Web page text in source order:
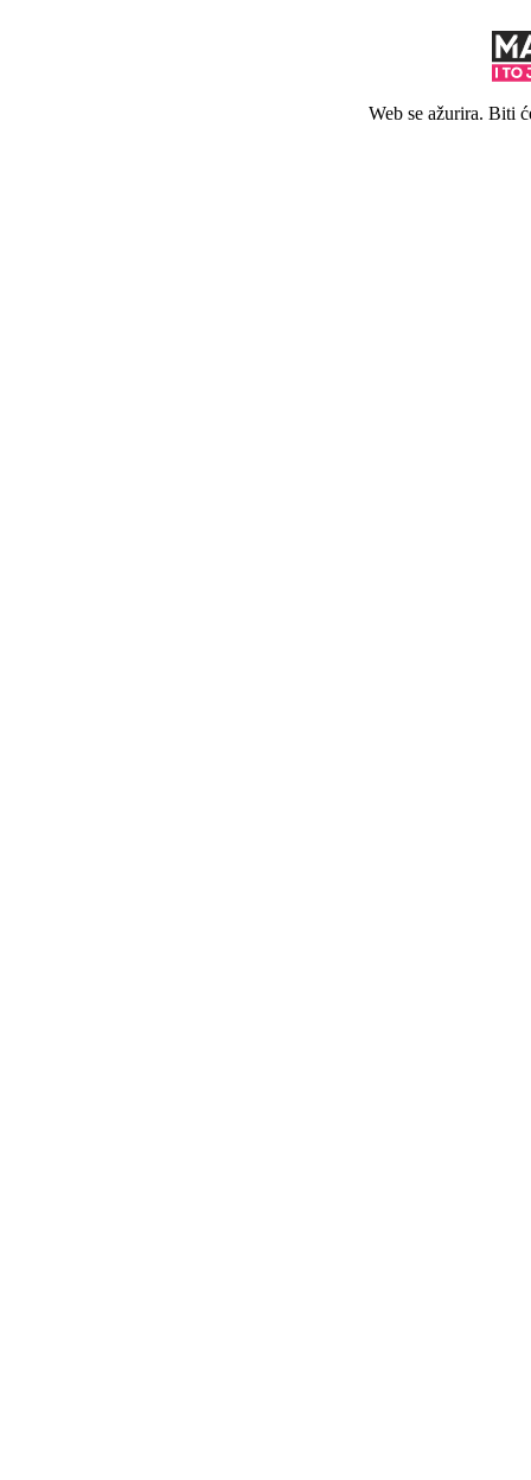
Web se ažurira. Biti